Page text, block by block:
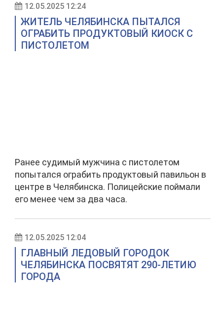
12.05.2025 12:24
ЖИТЕЛЬ ЧЕЛЯБИНСКА ПЫТАЛСЯ
ОГРАБИТЬ ПРОДУКТОВЫЙ КИОСК С
ПИСТОЛЕТОМ
Ранее судимый мужчина с пистолетом
попытался ограбить продуктовый павильон в
центре в Челябинска. Полицейские поймали
его менее чем за два часа.
12.05.2025 12:04
ГЛАВНЫЙ ЛЕДОВЫЙ ГОРОДОК
ЧЕЛЯБИНСКА ПОСВЯТЯТ 290-ЛЕТИЮ
ГОРОДА